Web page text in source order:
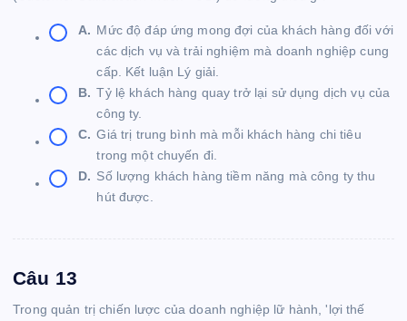
A. Mức độ đáp ứng mong đợi của khách hàng đối với
các dịch vụ và trải nghiệm mà doanh nghiệp cung
cấp. Kết luận Lý giải.
B. Tỷ lệ khách hàng quay trở lại sử dụng dịch vụ của
công ty.
C. Giá trị trung bình mà mỗi khách hàng chi tiêu
trong một chuyến đi.
D. Số lượng khách hàng tiềm năng mà công ty thu
hút được.
Câu 13
Trong quản trị chiến lược của doanh nghiệp lữ hành, 'lợi thế